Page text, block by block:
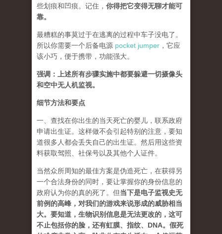
些划痕和凹痕。记住， 你得把它变得无聊才能可
靠。
最糟糕的事莫过于在逃离的过程中车子没电了。
所以你需要一个后备电源 pocket jumper ，它应
该小巧，便于携带，功能强大。
强调：上述所有步骤实施中都要躲避一切摄像头
和空中无人机监视。
细节方法和要点
一、查找在你出生的当天死亡的婴儿，联系政府
申请出生证。这样做不会引起特别的注意，要知
道很多人都会丢失自己的出生证。然后用这些资
料获取驾照、社保号以及其他个人证件。
当然众所周知的最佳方案是伪造死亡，在获得另
一个合法身份的同时，要让掌握你的身份信息的
政府认为你的真的死了。但当下是电子监视史无
前例的高峰，对我们的游戏来说形成的威胁相当
大。要知道，生物识别信息是无法更改的，这可
不止包括你的脸，还有虹膜、指纹、DNA。假死